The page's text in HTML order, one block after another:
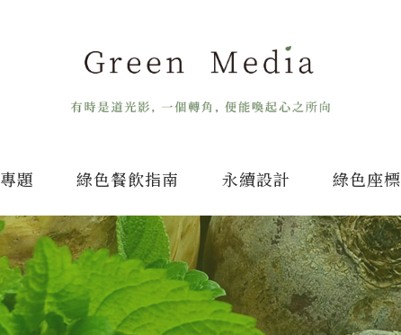
專題 綠色餐飲指南 永續設計 綠色座標